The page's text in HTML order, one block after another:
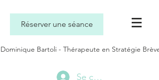
Réserver une séance
Dominique Bartoli - Thérapeute en Stratégie Brève
Se connecter